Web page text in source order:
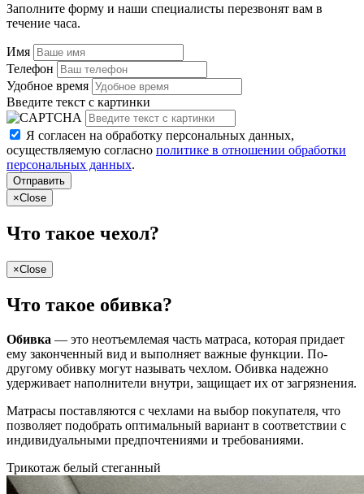
Заполните форму и наши специалисты перезвонят вам в
течение часа.
Имя
Телефон
Удобное время
Введите текст с картинки
Я согласен на обработку персональных данных,
осуществляемую согласно политике в отношении обработки
персональных данных.
Отправить
×Close
Что такое чехол?
×Close
Что такое обивка?
Обивка — это неотъемлемая часть матраса, которая придает
ему законченный вид и выполняет важные функции. По-
другому обивку могут называть чехлом. Обивка надежно
удерживает наполнители внутри, защищает их от загрязнения.
Матрасы поставляются с чехлами на выбор покупателя, что
позволяет подобрать оптимальный вариант в соответствии с
индивидуальными предпочтениями и требованиями.
Трикотаж белый стеганный